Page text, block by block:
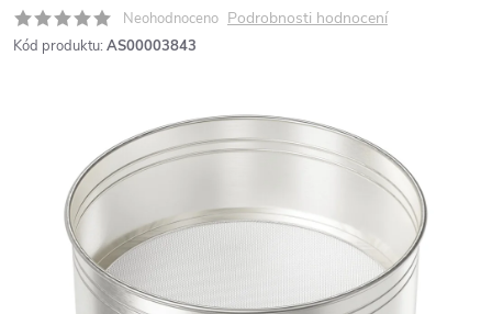
Neohodnoceno Podrobnosti hodnocení
Kód produktu: AS00003843